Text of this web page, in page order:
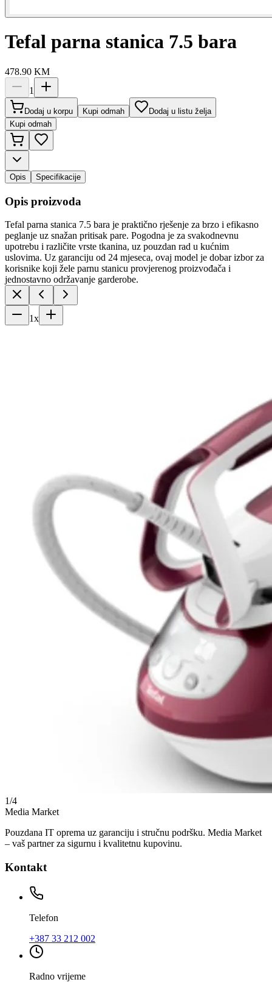
Tefal parna stanica 7.5 bara
478.90 KM
1
Dodaj u korpu Kupi odmah
Dodaj u listu želja
Kupi odmah
Opis Specifikacije
Opis proizvoda
Tefal parna stanica 7.5 bara je praktično rješenje za brzo i efikasno
peglanje uz snažan pritisak pare. Pogodna je za svakodnevnu
upotrebu i različite vrste tkanina, uz pouzdan rad u kućnim
uslovima. Uz garanciju od 24 mjeseca, ovaj model je dobar izbor za
korisnike koji žele parnu stanicu provjerenog proizvođača i
jednostavno održavanje garderobe.
1x
1/4
Media Market
Pouzdana IT oprema uz garanciju i stručnu podršku. Media Market
– vaš partner za sigurnu i kvalitetnu kupovinu.
Kontakt
Telefon
+387 33 212 002
Radno vrijeme